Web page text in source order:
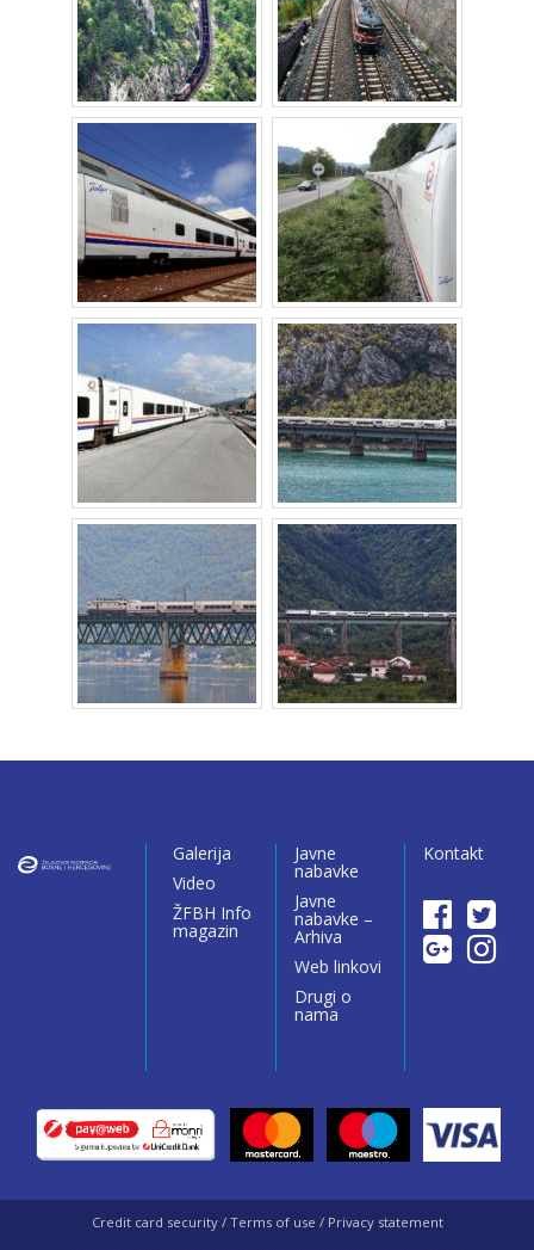
Galerija
Video
ŽFBH Info
magazin
Javne
nabavke
Javne
nabavke –
Arhiva
Web linkovi
Drugi o
nama
Kontakt
Credit card security / Terms of use / Privacy statement